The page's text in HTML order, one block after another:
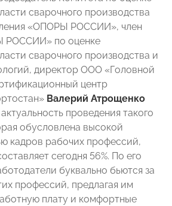
сварочного производства
«ОПОРЫ РОССИИ», член
РОССИИ» по оценке
сварочного производства и
директор ООО «Головной
центр
Валерий Атрощенко
проведения такого
обусловлена высокой
кадров рабочих профессий,
сегодня 56%. По его
буквально бьются за
профессий, предлагая им
плату и комфортные